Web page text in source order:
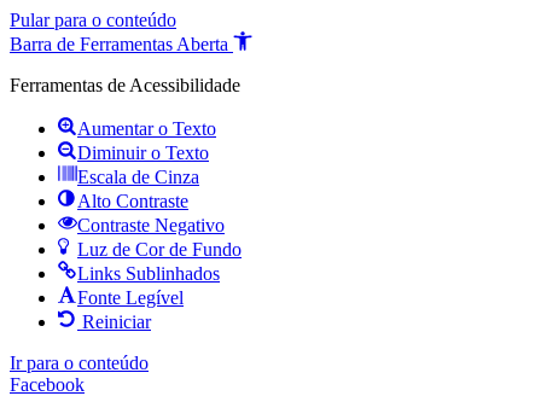
Pular para o conteúdo
Barra de Ferramentas Aberta
Ferramentas de Acessibilidade
Aumentar o Texto
Diminuir o Texto
Escala de Cinza
Alto Contraste
Contraste Negativo
Luz de Cor de Fundo
Links Sublinhados
Fonte Legível
Reiniciar
Ir para o conteúdo
Facebook